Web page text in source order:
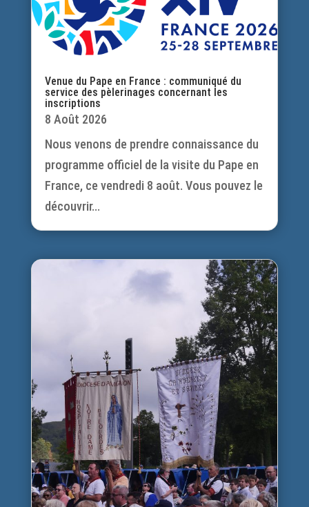
Venue du Pape en France : communiqué du
service des pèlerinages concernant les
inscriptions
8 Août 2026
Nous venons de prendre connaissance du
programme officiel de la visite du Pape en
France, ce vendredi 8 août. Vous pouvez le
découvrir...